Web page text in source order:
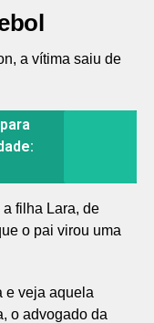
a vítima saiu de
filha Lara, de
o pai virou uma
e veja aquela
o advogado da